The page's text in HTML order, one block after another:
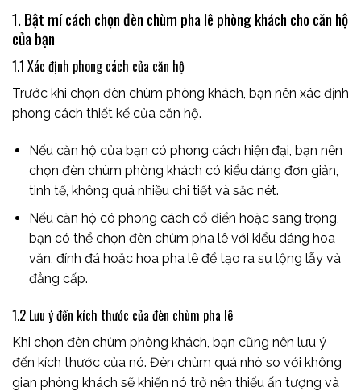
1. Bật mí cách chọn đèn chùm pha lê phòng khách cho căn hộ
của bạn
1.1 Xác định phong cách của căn hộ
Trước khi chọn đèn chùm phòng khách, bạn nên xác định
phong cách thiết kế của căn hộ.
Nếu căn hộ của bạn có phong cách hiện đại, bạn nên
chọn đèn chùm phòng khách có kiểu dáng đơn giản,
tinh tế, không quá nhiều chi tiết và sắc nét.
Nếu căn hộ có phong cách cổ điển hoặc sang trọng,
bạn có thể chọn đèn chùm pha lê với kiểu dáng hoa
văn, đính đá hoặc hoa pha lê để tạo ra sự lộng lẫy và
đẳng cấp.
1.2 Lưu ý đến kích thước của đèn chùm pha lê
Khi chọn đèn chùm phòng khách, bạn cũng nên lưu ý
đến kích thước của nó. Đèn chùm quá nhỏ so với không
gian phòng khách sẽ khiến nó trở nên thiếu ấn tượng và